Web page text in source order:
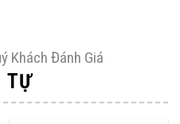
Khách Đánh Giá
TỰ